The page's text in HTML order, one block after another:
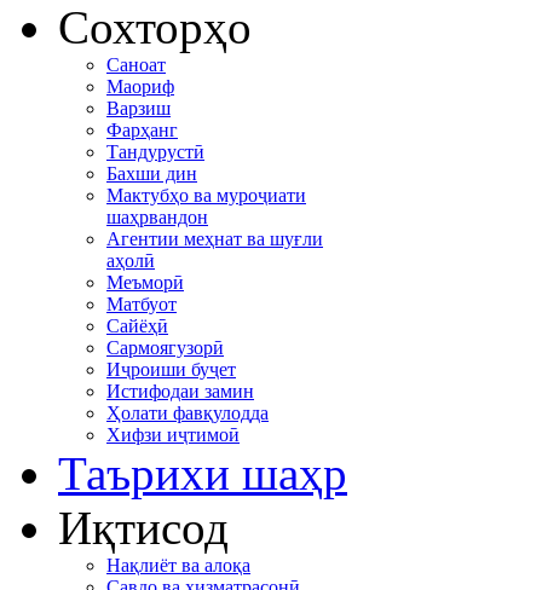
Сохторҳо
Саноат
Маориф
Варзиш
Фарҳанг
Тандурустӣ
Бахши дин
Мактубҳо ва муроҷиати
шаҳрвандон
Агентии меҳнат ва шуғли
аҳолӣ
Меъморӣ
Матбуот
Сайёҳӣ
Сармоягузорӣ
Иҷроиши буҷет
Истифодаи замин
Ҳолати фавқулодда
Хифзи иҷтимоӣ
Таърихи шаҳр
Иқтисод
Нақлиёт ва алоқа